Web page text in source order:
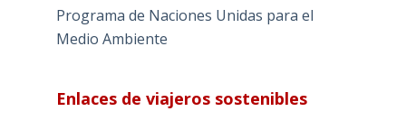
Programa de Naciones Unidas para el
Medio Ambiente
Enlaces de viajeros sostenibles